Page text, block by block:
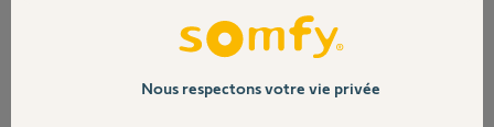
L’anneau plastique qui supporte les boîtiers
de notre alarme sont malheureusement
cassés et je ne trouve pas sur votre site
uniquement les boîtiers.
Nous respectons votre vie privée